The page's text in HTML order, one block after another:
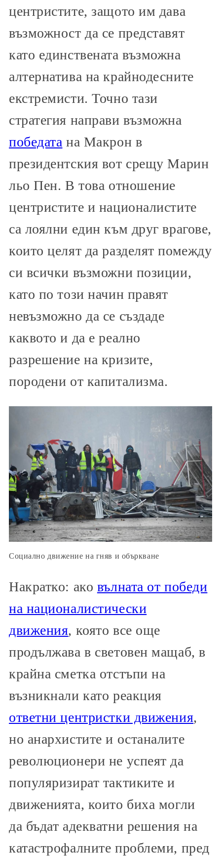
центристите, защото им дава
възможност да се представят
като единствената възможна
алтернатива на крайнодесните
екстремисти. Точно тази
стратегия направи възможна
победата на Макрон в
президентския вот срещу Марин
льо Пен. В това отношение
центристите и националистите
са лоялни един към друг врагове,
които целят да разделят помежду
си всички възможни позиции,
като по този начин правят
невъзможно да се създаде
каквото и да е реално
разрешение на кризите,
породени от капитализма.
Социално движение на гняв и объркване
Накратко: ако вълната от победи
на националистически
движения, която все още
продължава в световен мащаб, в
крайна сметка отстъпи на
възникнали като реакция
ответни центристки движения,
но анархистите и останалите
революционери не успеят да
популяризират тактиките и
движенията, които биха могли
да бъдат адекватни решения на
катастрофалните проблеми, пред